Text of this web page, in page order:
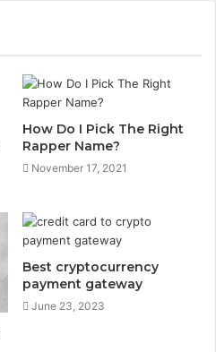
How Do I Pick The Right
Rapper Name?
November 17, 2021
Best cryptocurrency
payment gateway
June 23, 2023